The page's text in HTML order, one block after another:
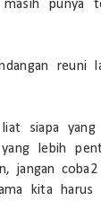
punya
reuni
siapa
lebih
jangan
kita